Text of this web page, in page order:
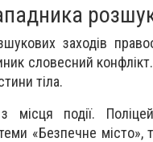
заходів
словесний
тіла.
події.
«Безпечне місто»,